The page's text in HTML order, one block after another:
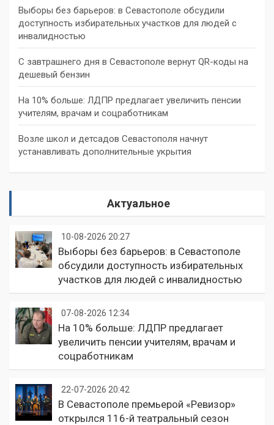
Выборы без барьеров: в Севастополе обсудили
доступность избирательных участков для людей с
инвалидностью
С завтрашнего дня в Севастополе вернут QR-коды на
дешевый бензин
На 10% больше: ЛДПР предлагает увеличить пенсии
учителям, врачам и соцработникам
Возле школ и детсадов Севастополя начнут
устанавливать дополнительные укрытия
Актуальное
10-08-2026 20:27
Выборы без барьеров: в Севастополе
обсудили доступность избирательных
участков для людей с инвалидностью
07-08-2026 12:34
На 10% больше: ЛДПР предлагает
увеличить пенсии учителям, врачам и
соцработникам
22-07-2026 20:42
В Севастополе премьерой «Ревизор»
открылся 116-й театральный сезон